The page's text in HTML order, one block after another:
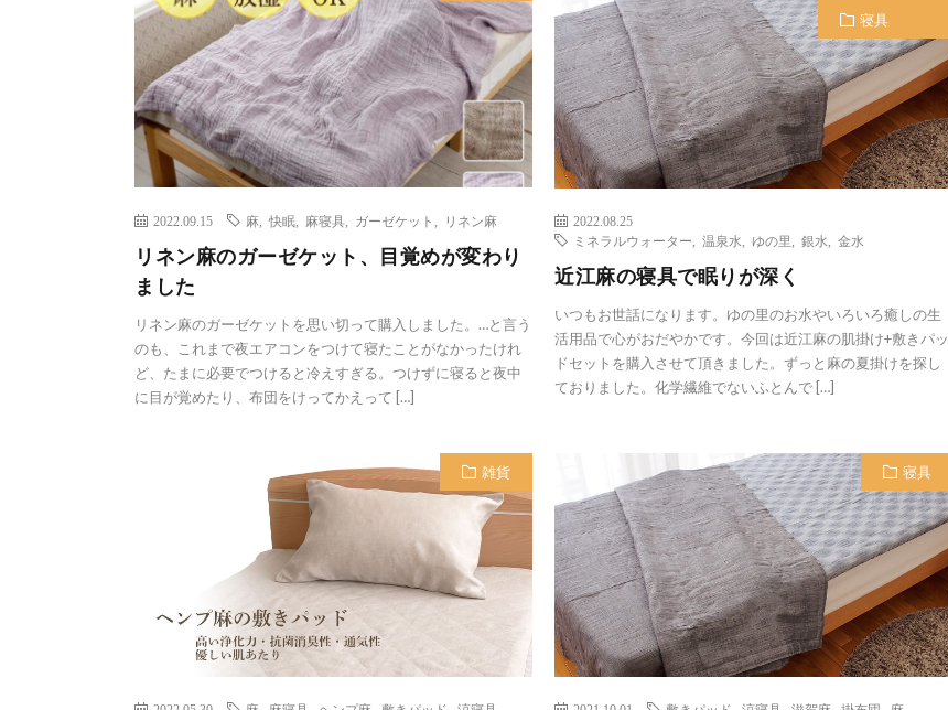
2022.09.15 麻 快眠 麻寝具 ガーゼケット リネン麻
リネン麻のガーゼケット、目覚めが変わり
ました
リネン麻のガーゼケットを思い切って購入しました。…と言う
のも、これまで夜エアコンをつけて寝たことがなかったけれ
ど、たまに必要でつけると冷えすぎる。つけずに寝ると夜中
に目が覚めたり、布団をけってかえって […]
寝具
2022.08.25
ミネラルウォーター
,温泉水 ,ゆの里 ,銀水 ,金水
近江麻の寝具で眠りが深く
いつもお世話になります。ゆの里のお水やいろいろ癒しの生
活用品で心がおだやかです。今回は近江麻の肌掛け+敷きパッ
ドセットを購入させて頂きました。ずっと麻の夏掛けを探し
ておりました。化学繊維でないふとんで […]
雑貨 寝具